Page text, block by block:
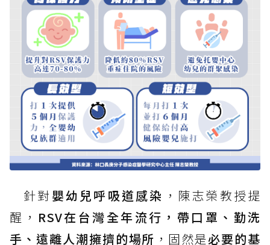
針對嬰幼兒呼吸道感染 ，陳志榮教授提
醒， RSV在台灣全年流行，帶口罩、勤洗
手、遠離人潮擁擠的場所 ，固然是必要的基